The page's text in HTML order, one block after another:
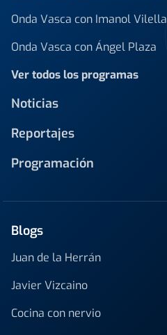
Onda Vasca con Imanol Vilella
Onda Vasca con Ángel Plaza
Ver todos los programas
Noticias
Reportajes
Programación
Blogs
Juan de la Herrán
Javier Vizcaino
Cocina con nervio